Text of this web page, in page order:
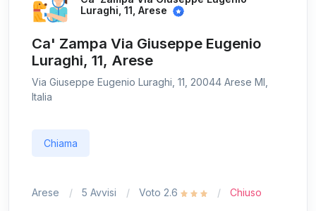
Luraghi, 11, Arese
Ca' Zampa Via Giuseppe Eugenio
Luraghi, 11, Arese
Via Giuseppe Eugenio Luraghi, 11, 20044 Arese MI,
Italia
Chiama
Arese 5 Avvisi Voto 2.6 Chiuso